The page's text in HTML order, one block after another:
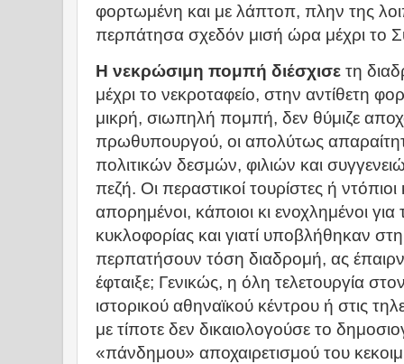
φορτωμένη και με λάπτοπ, πλην της
περπάτησα σχεδόν μισή ώρα μέχρι το
Η νεκρώσιμη πομπή διέσχισε τη
μέχρι το νεκροταφείο, στην αντίθετη
μικρή, σιωπηλή πομπή, δεν θύμιζε
πρωθυπουργού, οι απολύτως
πολιτικών δεσμών, φιλιών και
πεζή. Οι περαστικοί τουρίστες ή
απορημένοι, κάποιοι κι ενοχλημένοι
κυκλοφορίας και γιατί υποβλήθηκαν
περπατήσουν τόση διαδρομή, ας
έφταιξε; Γενικώς, η όλη τελετουργία
ιστορικού αθηναϊκού κέντρου ή στις
με τίποτε δεν δικαιολογούσε το
«πάνδημου» αποχαιρετισμού του